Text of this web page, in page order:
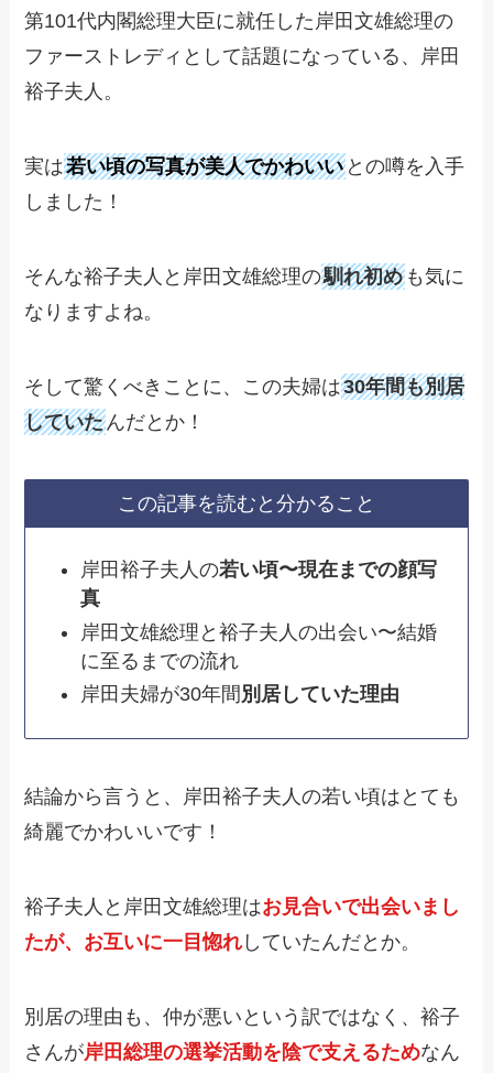
第101代内閣総理大臣に就任した岸田文雄総理の
ファーストレディとして話題になっている、岸田
裕子夫人。
実は若い頃の写真が美人でかわいい との噂を入手
しました！
そんな裕子夫人と岸田文雄総理の馴れ初め も気に
なりますよね。
そして驚くべきことに、この夫婦は30年間も別居
していたんだとか！
この記事を読むと分かること
岸田裕子夫人の若い頃〜現在までの顔写
真
岸田文雄総理と裕子夫人の出会い〜結婚
に至るまでの流れ
岸田夫婦が30年間 別居していた理由
結論から言うと、岸田裕子夫人の若い頃はとても
綺麗でかわいいです！
裕子夫人と岸田文雄総理はお見合いで出会いまし
たが、お互いに一目惚れ していたんだとか。
別居の理由も、仲が悪いという訳ではなく、裕子
さんが岸田総理の選挙活動を陰で支えるためなん